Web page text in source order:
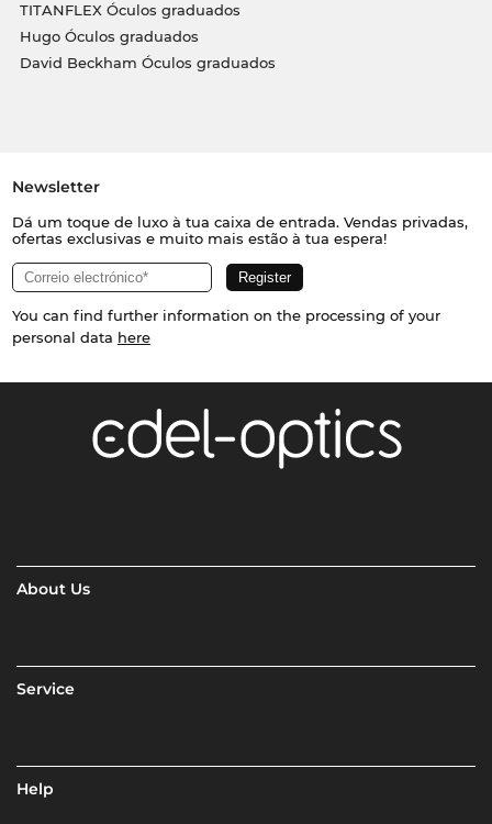
TITANFLEX Óculos graduados
Hugo Óculos graduados
David Beckham Óculos graduados
Newsletter
Dá um toque de luxo à tua caixa de entrada. Vendas privadas,
ofertas exclusivas e muito mais estão à tua espera!
You can find further information on the processing of your
personal data here
About Us
Service
Help